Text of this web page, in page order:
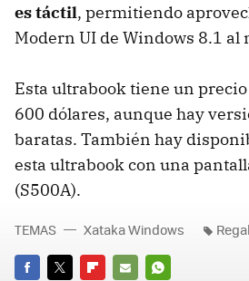
es táctil, permitiendo
Modern UI de Windows 8.1 al
Esta ultrabook tiene un
600 dólares, aunque hay
baratas. También hay
esta ultrabook con una
(S500A).
TEMAS Xataka Windows